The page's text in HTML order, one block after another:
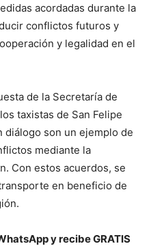
acordadas durante la
conflictos futuros y
y legalidad en el
de la Secretaría de
taxistas de San Felipe
diálogo son un ejemplo de
mediante la
Con estos acuerdos, se
en beneficio de
y recibe GRATIS